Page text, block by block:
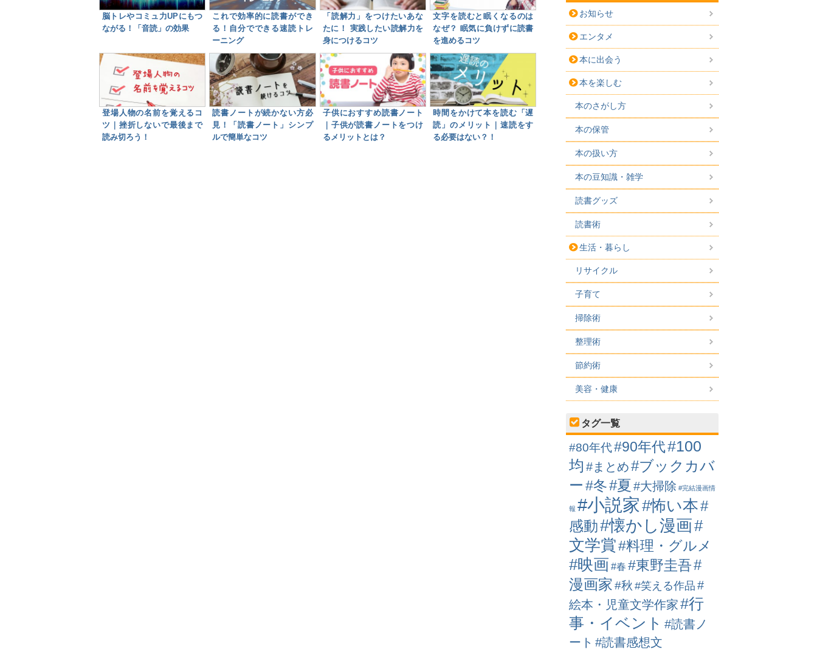
脳トレやコミュ力UPにもつ
ながる！「音読」の効果
これで効率的に読書ができ
る！自分でできる速読トレ
ーニング
「読解力」をつけたいあな
たに！ 実践したい読解力を
身につけるコツ
文字を読むと眠くなるのは
なぜ？ 眠気に負けずに読書
を進めるコツ
登場人物の名前を覚えるコ
ツ｜挫折しないで最後まで
読み切ろう！
読書ノートが続かない方必
見！「読書ノート」シンプ
ルで簡単なコツ
子供におすすめ読書ノート
｜子供が読書ノートをつけ
るメリットとは？
時間をかけて本を読む「遅
読」のメリット｜速読をす
る必要はない？！
お知らせ
エンタメ
本に出会う
本を楽しむ
本のさがし方
本の保管
本の扱い方
本の豆知識・雑学
読書グッズ
読書術
生活・暮らし
リサイクル
子育て
掃除術
整理術
節約術
美容・健康
タグ一覧
#80年代#90年代#100
均 #まとめ#ブックカバ
ー#冬#夏 #大掃除 #完結漫画情
報 #小説家#怖い本#
感動#懐かし漫画#
文学賞#料理・グルメ
#映画 #春 #東野圭吾#
漫画家 #秋#笑える作品#
絵本・児童文学作家#行
事・イベント #読書ノ
ート #読書感想文